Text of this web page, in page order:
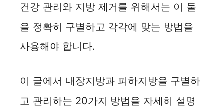
건강 관리와 지방 제거를 위해서는 이 둘
을 정확히 구별하고 각각에 맞는 방법을
사용해야 합니다.
이 글에서 내장지방과 피하지방을 구별하
고 관리하는 20가지 방법을 자세히 설명